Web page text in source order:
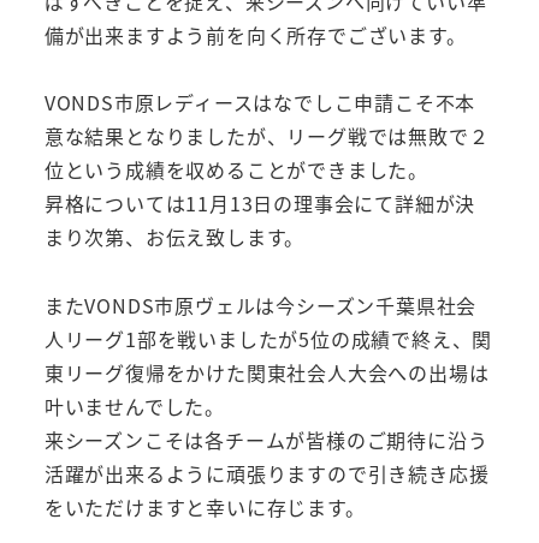
備が出来ますよう前を向く所存でございます。
VONDS市原レディースはなでしこ申請こそ不本
意な結果となりましたが、リーグ戦では無敗で２
位という成績を収めることができました。
昇格については11月13日の理事会にて詳細が決
まり次第、お伝え致します。
またVONDS市原ヴェルは今シーズン千葉県社会
人リーグ1部を戦いましたが5位の成績で終え、関
東リーグ復帰をかけた関東社会人大会への出場は
叶いませんでした。
来シーズンこそは各チームが皆様のご期待に沿う
活躍が出来るように頑張りますので引き続き応援
をいただけますと幸いに存じます。